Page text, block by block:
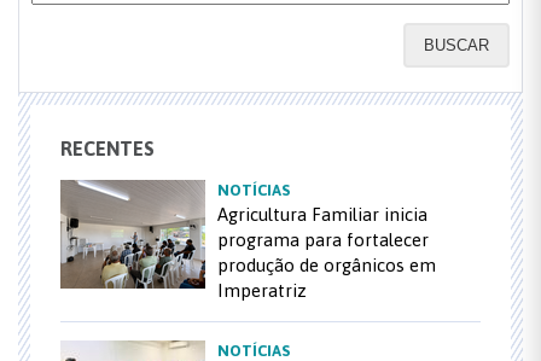
BUSCAR
RECENTES
NOTÍCIAS
Agricultura Familiar inicia
programa para fortalecer
produção de orgânicos em
Imperatriz
NOTÍCIAS